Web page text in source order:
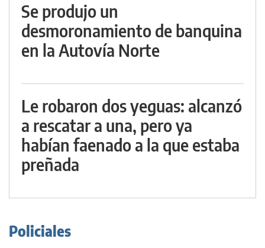
Se produjo un
desmoronamiento de banquina
en la Autovía Norte
Le robaron dos yeguas: alcanzó
a rescatar a una, pero ya
habían faenado a la que estaba
preñada
Policiales